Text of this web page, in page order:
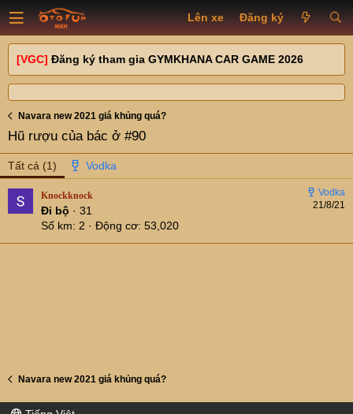
Lên xe Đăng ký
[VGC] Đăng ký tham gia GYMKHANA CAR GAME 2026
Navara new 2021 giá khủng quá?
Hũ rượu của bác ở #90
Tất cả (1)
21/8/21
Knockknock
Đi bộ · 31
Số km 2 Động cơ 53,020
Navara new 2021 giá khủng quá?